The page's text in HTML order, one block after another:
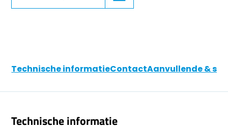
Technische informatieContactAanvullende &
Technische informatie